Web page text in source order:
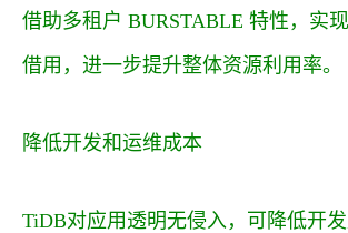
借助多租户 BURSTABLE 特性，实
借用，进一步提升整体资源利用率。
降低开发和运维成本
TiDB对应用透明无侵入，可降低开